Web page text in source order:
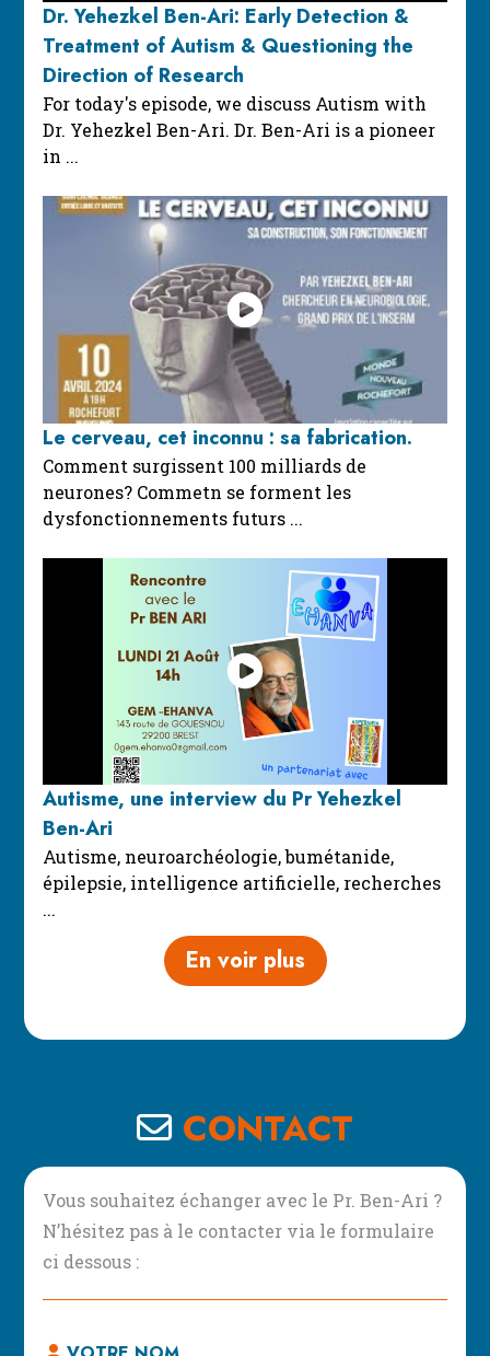
Dr. Yehezkel Ben-Ari: Early Detection &
Treatment of Autism & Questioning the
Direction of Research
For today's episode, we discuss Autism with
Dr. Yehezkel Ben-Ari. Dr. Ben-Ari is a pioneer
in ...
Le cerveau, cet inconnu : sa fabrication.
Comment surgissent 100 milliards de
neurones? Commetn se forment les
dysfonctionnements futurs ...
Autisme, une interview du Pr Yehezkel
Ben-Ari
Autisme, neuroarchéologie, bumétanide,
épilepsie, intelligence artificielle, recherches
...
En voir plus
CONTACT
Vous souhaitez échanger avec le Pr. Ben-Ari ?
N’hésitez pas à le contacter via le formulaire
ci dessous :